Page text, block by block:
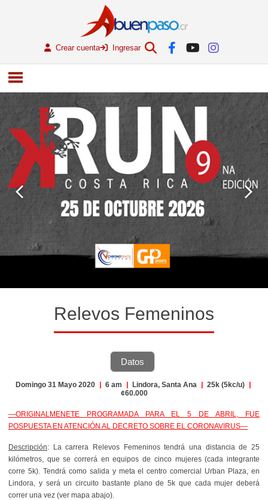
Crear cuenta Ingresar
Relevos Femeninos
Datos
Domingo 31 Mayo 2020 | 6 am | Lindora, Santa Ana | 25k (5kc/u) |
¢60.000
—ORIGINALMENETE PROGRAMADA PARA EL 5 DE ABRIL, FUE
POSPUESTA EN ATENCIÓN AL DECRETO SOBRE EL CORONAVIRUS—
Descripción: La carrera Relevos Femeninos tendrá una distancia de 25
kilómetros, que se correrá en equipos de cinco mujeres (cada integrante
corre 5k). Tendrá como salida y meta el centro comercial Urban Plaza, en
Lindora, y será un circuito bastante plano de 5k que cada mujer deberá
correr una vez (ver mapa abajo).